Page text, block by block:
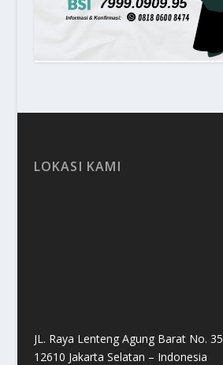
LOKASI KAMI
JL. Raya Lenteng Agung Barat No. 35
12610 Jakarta Selatan – Indonesia